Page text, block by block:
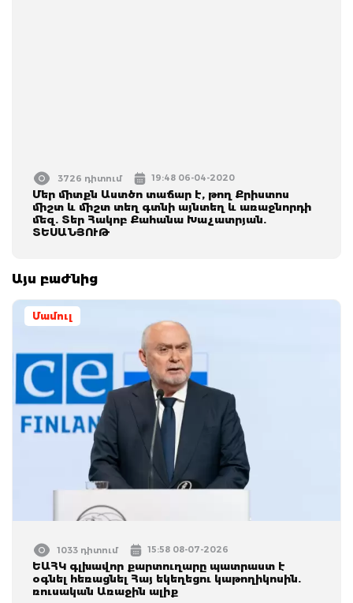
3726 դիտում 19:48 06-04-2020
Մեր միտքն Աստծո տաճար է, թող Քրիստոս
միշտ և միշտ տեղ գտնի այնտեղ և առաջնորդի
մեզ. Տեր Հակոբ Քահանա Խաչատրյան.
ՏԵՍԱՆՅՈՒԹ
Այս բաժնից
Մամուլ
1033 դիտում 15:58 08-07-2026
ԵԱՀԿ գլխավոր քարտուղարը պատրաստ է
օգնել հեռացնել Հայ եկեղեցու կաթողիկոսին.
ռուսական Առաջին ալիք